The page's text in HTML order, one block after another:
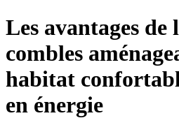
Les avantages de
combles
habitat
en énergie